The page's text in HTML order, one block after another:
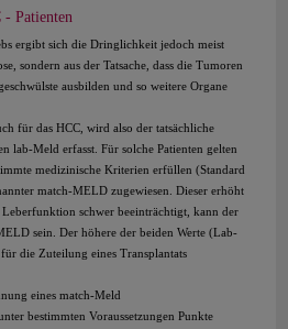
- Patienten
ergibt sich die Dringlichkeit jedoch meist
sondern aus der Tatsache, dass die Tumoren
ausbilden und so weitere Organe
für das HCC, wird also der tatsächliche
lab-Meld erfasst. Für solche Patienten gelten
medizinische Kriterien erfüllen (Standard
match-MELD zugewiesen. Dieser erhöht
schwer beeinträchtigt, kann der
sein. Der höhere der beiden Werte (Lab-
die Zuteilung eines Transplantats
eines match-Meld
bestimmten Voraussetzungen Punkte